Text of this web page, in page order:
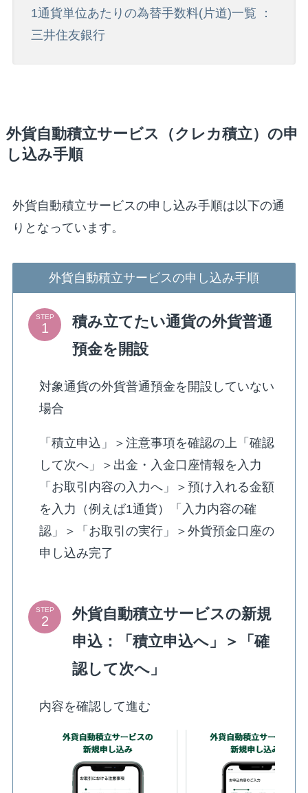
1通貨単位あたりの為替手数料(片道)一覧 ：
三井住友銀行
外貨自動積立サービス（クレカ積立）の申
し込み手順
外貨自動積立サービスの申し込み手順は以下の通
りとなっています。
外貨自動積立サービスの申し込み手順
STEP
積み立てたい通貨の外貨普通
預金を開設
対象通貨の外貨普通預金を開設していない
場合
「積立申込」＞注意事項を確認の上「確認
して次へ」＞出金・入金口座情報を入力
「お取引内容の入力へ」＞預け入れる金額
を入力（例えば1通貨）「入力内容の確
認」＞「お取引の実行」＞外貨預金口座の
申し込み完了
STEP
外貨自動積立サービスの新規
申込：「積立申込へ」＞「確
認して次へ」
内容を確認して進む